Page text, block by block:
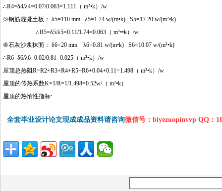
∴R4=δ4/λ4=0.07/0.063=1.111（ m²•k）/w
⑤钢筋混凝土板： δ5=110 mm λ5=1.74 w/(m•k) S5=17.20 w/(m²•k)
∴R5=δ5/λ5=0.11/1.74=0.063（ m²••k）/w
⑥石灰沙浆抹面： δ6=20 mm
λ6=0.81 w/(m•k) S6=10.07 w/(m²•k)
∴R6=δ6/λ6=0.02/0.81=0.025（ m²•k）/w
屋顶总热阻R=R2+R3+R4+R5+R6+0.04+0.11=1.498（ m²•k）/w
屋顶的传热系数K=1/R=1/1.498=0.52w/（ m²•k）
屋顶的热惰性指标:
全套毕业设计论文现成成品资料请咨询微信号：biyezuopinvvp QQ